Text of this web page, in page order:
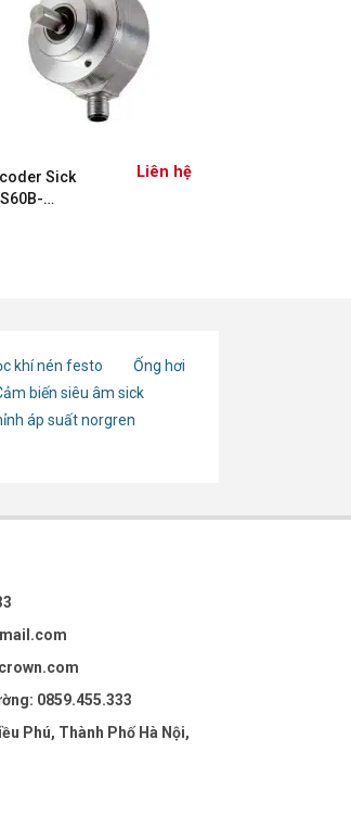
Sick
Liên hệ
khí nén festo
Ống hơi
biến siêu âm sick
áp suất norgren
0859.455.333
Phú, Thành Phố Hà Nội,